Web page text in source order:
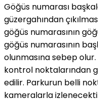
Göğüs numarası
güzergahından
göğüs numarasının
göğüs numarasının
olunmasına sebep
kontrol noktalarından
edilir. Parkurun belli
kameralarla